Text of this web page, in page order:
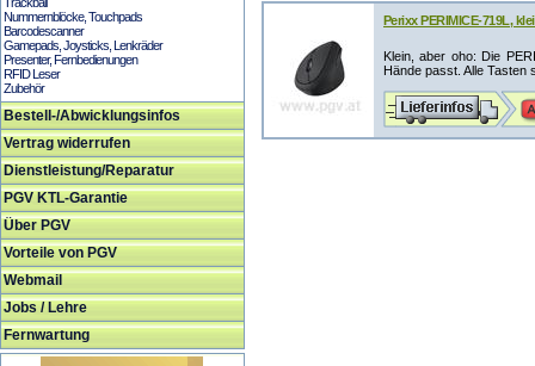
Nummernblöcke, Touchpads
Barcodescanner
Gamepads, Joysticks, Lenkräder
Presenter, Fernbedienungen
RFID Leser
Zubehör
Bestell-/Abwicklungsinfos
Vertrag widerrufen
Dienstleistung/Reparatur
PGV KTL-Garantie
Über PGV
Vorteile von PGV
Webmail
Jobs / Lehre
Fernwartung
Perixx PERIMICE-719L,
Klein, aber oho: Die
Hände passt. Alle Tasten